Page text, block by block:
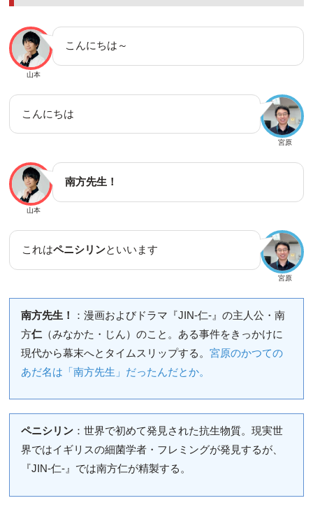
山本
こんにちは～
宮原
こんにちは
山本
南方先生！
宮原
これはペニシリンといいます
南方先生！
：漫画およびドラマ『JIN-仁-』の主人公・南
方仁（みなかた・じん）のこと。ある事件をきっかけに
現代から幕末へとタイムスリップする。 宮原のかつての
あだ名は「南方先生」だったんだとか。
ペニシリン：世界で初めて発見された抗生物質。現実世
界ではイギリスの細菌学者・フレミングが発見するが、
『JIN-仁-』では南方仁が精製する。